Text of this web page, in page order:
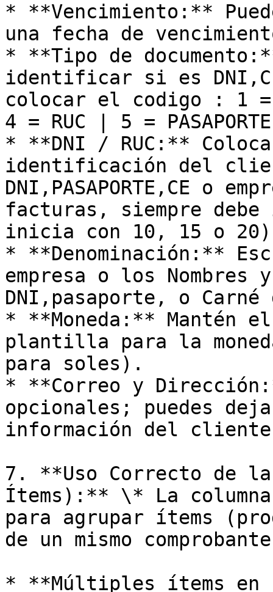
* **Vencimiento:**
una fecha de
* **Tipo de
identificar si es
colocar el codigo : 1
4 = RUC | 5 = PASAPORTE
* **DNI / RUC:**
identificación del
DNI,PASAPORTE,CE o
facturas, siempre debe
inicia con 10, 15 o
* **Denominación:**
empresa o los
DNI,pasaporte, o
* **Moneda:**
plantilla para la
para soles).
* **Correo y
opcionales; puedes
información del
7. **Uso Correcto de
Ítems):** \* La
para agrupar ítems
de un mismo
* **Múltiples ítems en